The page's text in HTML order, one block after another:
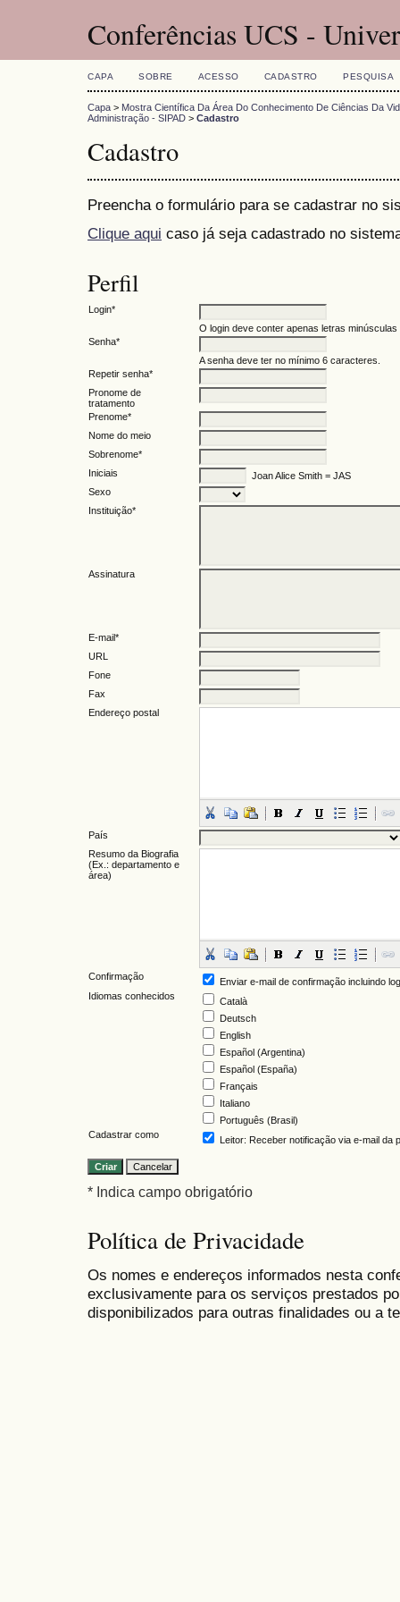
Conferências UCS -
CAPA SOBRE ACESSO CADASTRO PESQUISA
Capa > Mostra Científica Da Área Do Conhecimento De Ciências Da
Administração - SIPAD > Cadastro
Cadastro
Preencha o formulário para se cadastrar no
Clique aqui caso já seja cadastrado no
Perfil
Login*
O login deve conter apenas letras
Senha*
A senha deve ter no mínimo 6 caracteres.
Repetir senha*
Pronome de
tratamento
Prenome*
Nome do meio
Sobrenome*
Iniciais
Joan Alice Smith = JAS
Sexo
Instituição*
Assinatura
E-mail*
URL
Fone
Fax
Endereço postal
País
Resumo da Biografia
(Ex.: departamento e
área)
Confirmação
Enviar e-mail de confirmação incluindo
Idiomas conhecidos
Català
Deutsch
English
Español (Argentina)
Español (España)
Français
Italiano
Português (Brasil)
Cadastrar como
Leitor: Receber notificação via e-mail da
* Indica campo obrigatório
Política de Privacidade
Os nomes e endereços informados nesta
exclusivamente para os serviços prestados
disponibilizados para outras finalidades ou a